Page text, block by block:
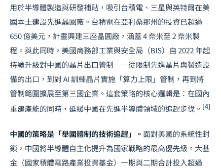
用於半導體製造與研發補貼，吸引台積電、三星與英特爾在美
國本土建設先進晶圓廠。台積電在亞利桑那州的投資已超過
650 億美元，計畫興建三座晶圓廠，涵蓋 4 奈米至 2 奈米製
程。與此同時，美國商務部工業與安全局（BIS）自 2022 年起
持續升級對中國的晶片出口管制——從限制先進晶片與製造設
備的出口，到對 AI 訓練晶片實施「算力上限」管制，再到將
管制範圍擴展至第三國企業。這套策略的核心邏輯是：在國內
重建產能的同時，延緩中國在先進半導體領域的追趕步伐。 [4]
中國的策略是「舉國體制的技術追趕」。 面對美國的系統性封
鎖，中國將半導體自主化提升為國家戰略的最高優先級。大基
金（國家積體電路產業投資基金）一期與二期合計投入超過